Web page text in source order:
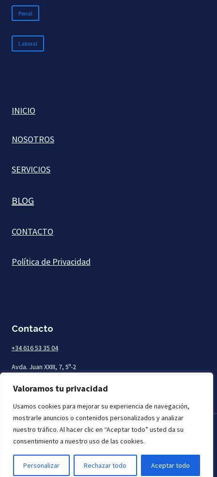
Valoramos tu privacidad
Usamos cookies para mejorar su experiencia de navegación,
mostrarle anuncios o contenidos personalizados y analizar
nuestro tráfico. Al hacer clic en “Aceptar todo” usted da su
consentimiento a nuestro uso de las cookies.
Personalizar Rechazar todo Aceptar todo
Penal
Laboral
INICIO
NOSOTROS
SERVICIOS
BLOG
CONTACTO
Política de Privacidad
Contacto
+34 616 53 35 04
Avda. Juan XXIII, 7, 5º-2
Las Palmas de Gran Canaria
Todos los derechos reservados. Mar Abogados © 2026